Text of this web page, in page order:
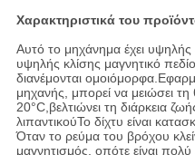
Χαρακτηριστικά του
Αυτό το μηχάνημα έχει υψηλής
υψηλής κλίσης μαγνητικό
διανέμονται
μηχανής, μπορεί να μειώσει
20°C,βελτιώνει τη διάρκεια
λιπαντικούΤο δίχτυ είναι
Όταν το ρεύμα του βρόχου
μαγνητισμός, οπότε είναι